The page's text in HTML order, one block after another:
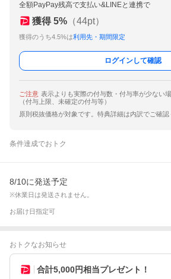
全額PayPay残高で支払い&LINEと連携で
獲得 5% （44pt）
獲得のうち4.5%は利用先・期間限定
ログインして確認
ご注意 表示よりも実際の付与数・付与率が少ない
（付与上限、未確定の付与等）
原則税抜価格が対象です。特典詳細は内訳でご確認
条件達成でおトク
8/10に発送予定
※休業日は発送されません。
お届け日指定可
おトクなお知らせ
合計5,000円相当プレゼント！